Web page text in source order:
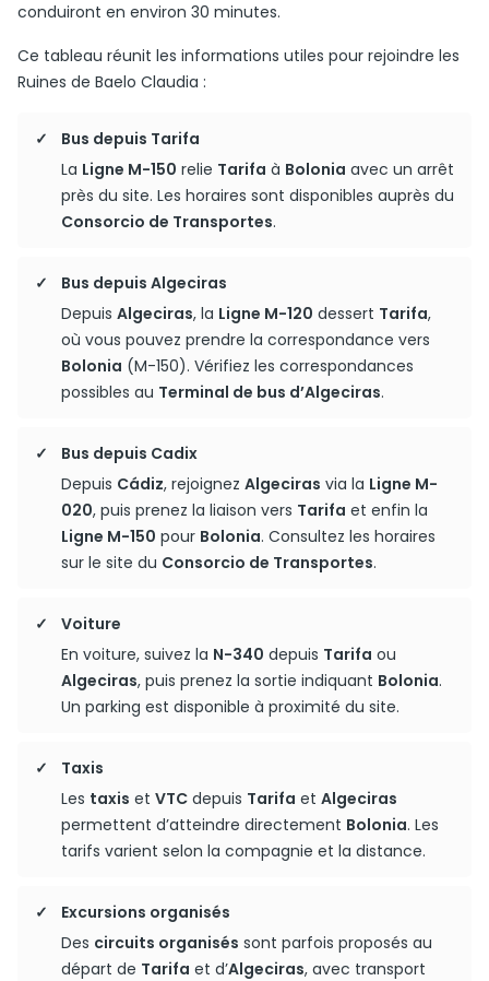
conduiront en environ 30 minutes.
Ce tableau réunit les informations utiles pour rejoindre les
Ruines de Baelo Claudia :
Bus depuis Tarifa
La Ligne M-150 relie Tarifa à Bolonia avec un arrêt
près du site. Les horaires sont disponibles auprès du
Consorcio de Transportes.
Bus depuis Algeciras
Depuis Algeciras, la Ligne M-120 dessert Tarifa,
où vous pouvez prendre la correspondance vers
Bolonia (M-150). Vérifiez les correspondances
possibles au Terminal de bus d’Algeciras.
Bus depuis Cadix
Depuis Cádiz, rejoignez Algeciras via la Ligne M-
020, puis prenez la liaison vers Tarifa et enfin la
Ligne M-150 pour Bolonia. Consultez les horaires
sur le site du Consorcio de Transportes.
Voiture
En voiture, suivez la N-340 depuis Tarifa ou
Algeciras, puis prenez la sortie indiquant Bolonia.
Un parking est disponible à proximité du site.
Taxis
Les taxis et VTC depuis Tarifa et Algeciras
permettent d’atteindre directement Bolonia. Les
tarifs varient selon la compagnie et la distance.
Excursions organisés
Des circuits organisés sont parfois proposés au
départ de Tarifa et d’Algeciras, avec transport